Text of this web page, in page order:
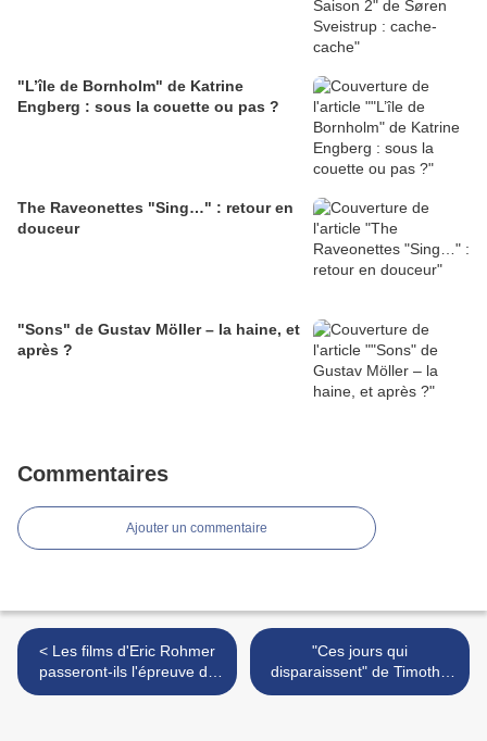
"L’île de Bornholm" de Katrine
Engberg : sous la couette ou pas ?
The Raveonettes "Sing…" : retour en
douceur
"Sons" de Gustav Möller – la haine, et
après ?
Commentaires
Ajouter un commentaire
< Les films d'Eric Rohmer
passeront-ils l'épreuve du
temps ? "Les Nuits de la
"Ces jours qui
disparaissent" de Timothé
Le Boucher : Mind Games >